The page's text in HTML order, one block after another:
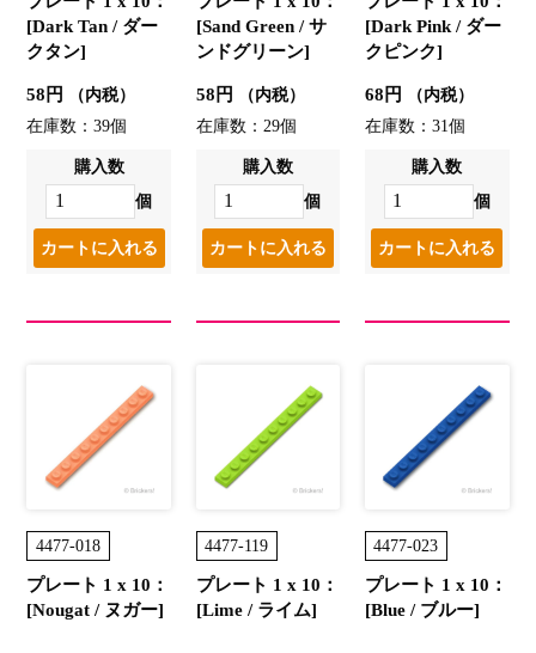
[Dark Tan / ダー
クタン]
58円
（内税）
在庫数：39個
購入数
個
[Sand Green / サ
ンドグリーン]
58円
（内税）
在庫数：29個
購入数
個
[Dark Pink / ダー
クピンク]
68円
（内税）
在庫数：31個
購入数
個
4477-018
プレート 1 x 10：
[Nougat / ヌガー]
4477-119
プレート 1 x 10：
[Lime / ライム]
4477-023
プレート 1 x 10：
[Blue / ブルー]